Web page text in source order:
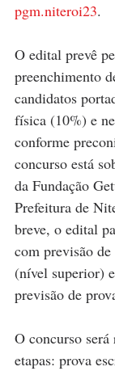
pgm.niteroi23.
O edital prevê
preenchimento
candidatos
física (10%) e
conforme
concurso está
da Fundação
Prefeitura de
breve, o edital
com previsão
(nível superior)
previsão de
O concurso
etapas: prova